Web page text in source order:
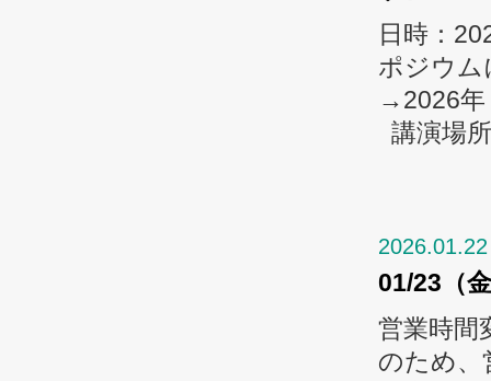
日時：
ポジウム
→2026年
講演場
2026.01.22
01/23（
営業時間
のため、